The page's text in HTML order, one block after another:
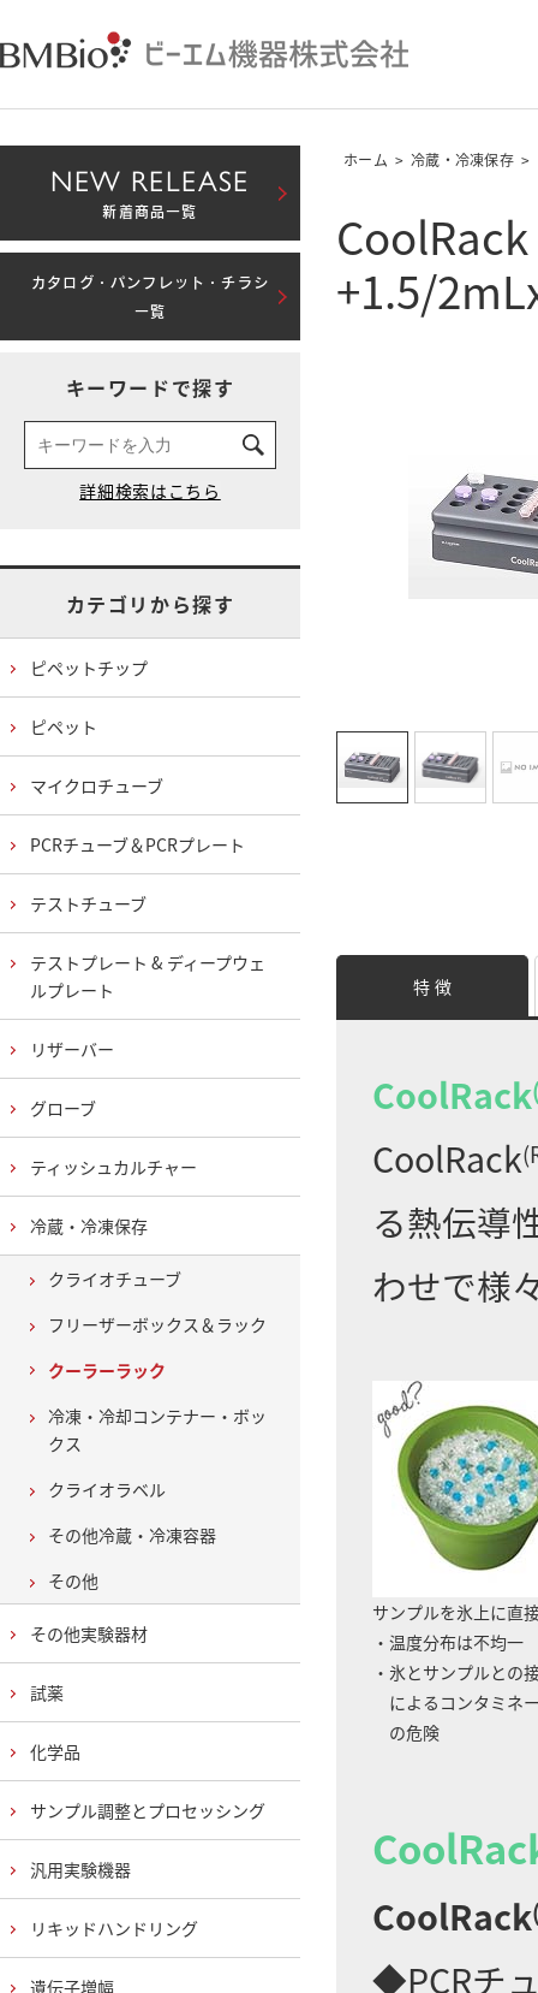
ホーム > 冷蔵・冷凍保存 >
+1.5/
特 徴
CoolRack
CoolRack
る熱伝導
わせで様
サンプルを氷上に直
・温度分布は不均一
・氷とサンプルとの
によるコンタミネ
の危険
CoolRack
◆PCRチ
NEW RELEASE
新着商品一覧
カタログ・パンフレット・チラシ
一覧
キーワードで探す
カテゴリから探す
ピペットチップ
ピペット
マイクロチューブ
PCRチューブ＆PCRプレート
テストチューブ
テストプレート & ディープウェ
ルプレート
リザーバー
グローブ
ティッシュカルチャー
冷蔵・冷凍保存
クライオチューブ
フリーザーボックス＆ラック
クーラーラック
冷凍・冷却コンテナー・ボッ
クス
クライオラベル
その他冷蔵・冷凍容器
その他
その他実験器材
試薬
化学品
サンプル調整とプロセッシング
汎用実験機器
リキッドハンドリング
遺伝子増幅